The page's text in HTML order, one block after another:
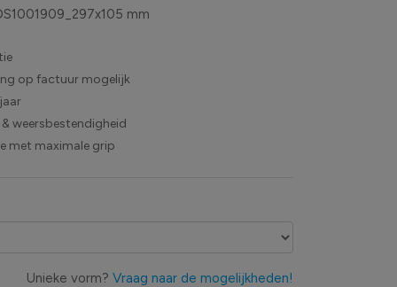
mm
op factuur mogelijk
weersbestendigheid
met maximale grip
Unieke vorm? Vraag naar de mogelijkheden!